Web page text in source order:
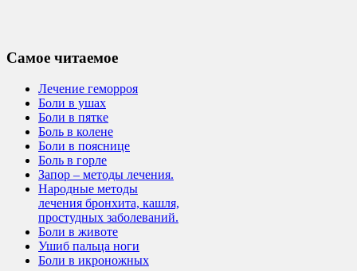
Самое читаемое
Лечение геморроя
Боли в ушах
Боли в пятке
Боль в колене
Боли в пояснице
Боль в горле
Запор – методы лечения.
Народные методы
лечения бронхита, кашля,
простудных заболеваний.
Боли в животе
Ушиб пальца ноги
Боли в икроножных